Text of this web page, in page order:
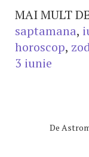
MAI MULT
saptamana,
horoscop,
3 iunie
De